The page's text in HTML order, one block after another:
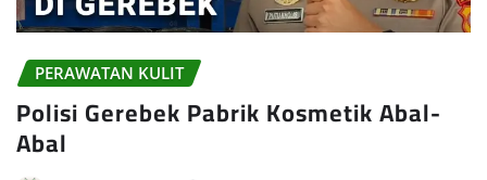
PERAWATAN KULIT
Polisi Gerebek Pabrik Kosmetik Abal-
Abal